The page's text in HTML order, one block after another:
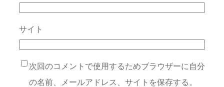
サイト
次回のコメントで使用するためブラウザーに自分
の名前、メールアドレス、サイトを保存する。